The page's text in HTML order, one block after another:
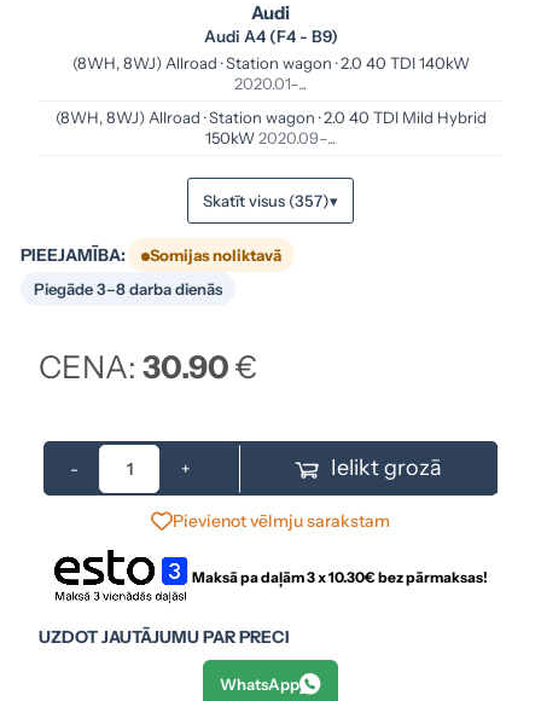
Audi
Audi A4 (F4 - B9)
(8WH, 8WJ) Allroad · Station wagon · 2.0 40 TDI 140kW
2020.01–...
(8WH, 8WJ) Allroad · Station wagon · 2.0 40 TDI Mild Hybrid
150kW2020.09–...
Skatīt visus (357)▾
PIEEJAMĪBA:
Somijas noliktavā
Piegāde 3–8 darba dienās
CENA:30.90€
- + Ielikt grozā
Pievienot vēlmju sarakstam
Maksā pa daļām 3 x10.30€ bez pārmaksas!
UZDOT JAUTĀJUMU PAR PRECI
WhatsApp